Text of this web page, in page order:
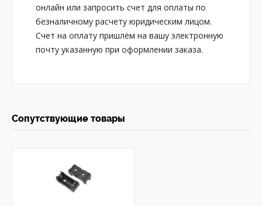
онлайн или запросить счет для оплаты по
безналичному расчету юридическим лицом.
Счет на оплату пришлём на вашу электронную
почту указанную при оформлении заказа.
Сопутствующие товары